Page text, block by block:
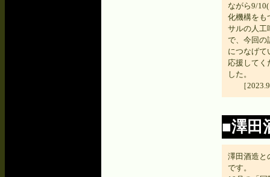
ながら9/
化機構をも
サルの人工
で、今回の
につなげて
応援してく
した。
［
■澤田
澤田酒造と
です。